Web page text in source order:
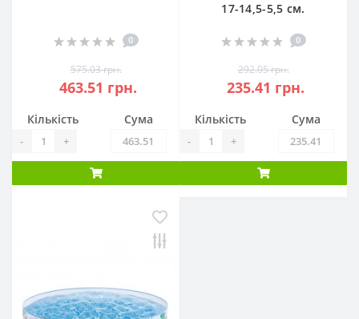
0
575.03 грн.
463.51 грн.
Кількість
- +
Сума
17-14,5-5,5 см.
0
292.05 грн.
235.41 грн.
Кількість
- +
Сума